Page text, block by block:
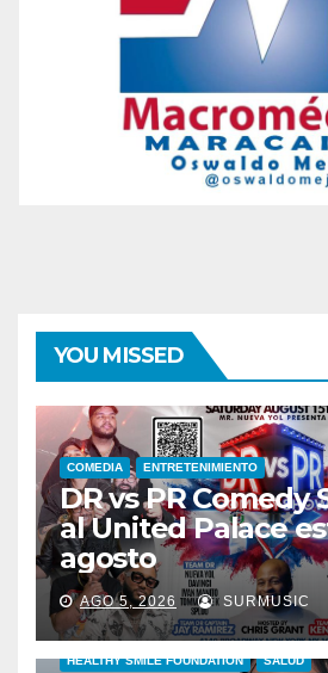
YOU MISSED
COMEDIA ENTRETENIMIENTO
DR vs PR Comedy
al United Palace
agosto
AGO 5, 2026 SURMUSIC
HEALTHY SMILE FOUNDATION SALUD